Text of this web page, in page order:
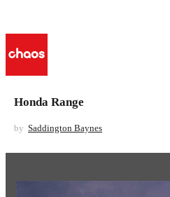
Honda Range
by Saddington Baynes